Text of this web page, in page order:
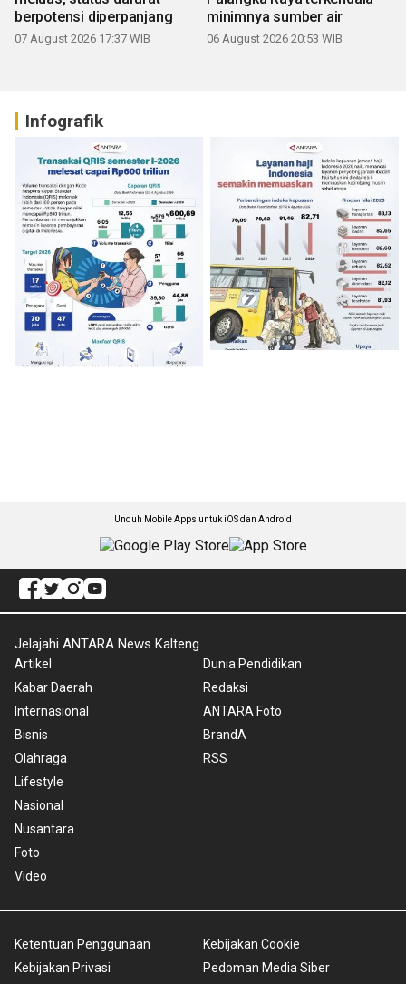
berpotensi diperpanjang
07 August 2026 17:37 WIB
minimnya sumber air
06 August 2026 20:53 WIB
Infografik
Unduh Mobile Apps untuk iOS dan Android
Jelajahi ANTARA News Kalteng
Artikel
Kabar Daerah
Internasional
Bisnis
Olahraga
Lifestyle
Nasional
Nusantara
Foto
Video
Dunia Pendidikan
Redaksi
ANTARA Foto
BrandA
RSS
Ketentuan Penggunaan
Kebijakan Privasi
Kebijakan Cookie
Pedoman Media Siber